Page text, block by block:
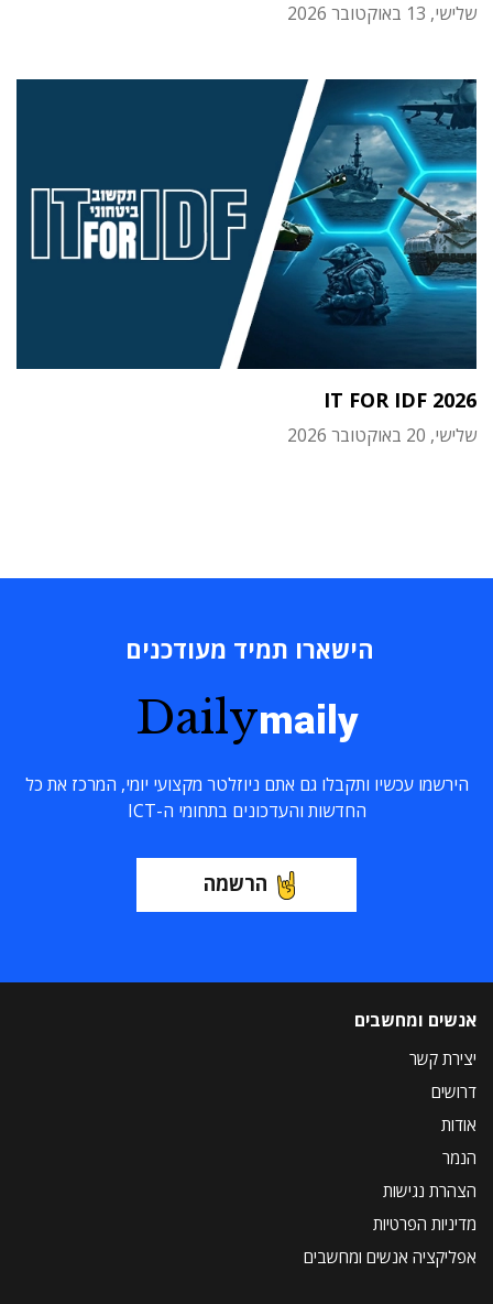
שלישי, 13 באוקטובר 2026
IT FOR IDF 2026
שלישי, 20 באוקטובר 2026
הישארו תמיד מעודכנים
Dailymaily
הירשמו עכשיו ותקבלו גם אתם ניוזלטר מקצועי יומי, המרכז את כל
החדשות והעדכונים בתחומי ה-ICT
הרשמה
אנשים ומחשבים
יצירת קשר
דרושים
אודות
הנמר
הצהרת נגישות
מדיניות הפרטיות
אפליקציה אנשים ומחשבים